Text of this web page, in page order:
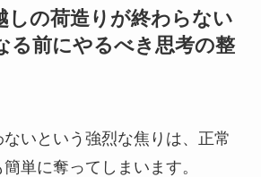
しの荷造りが終わらない
る前にやるべき思考の整
いという強烈な焦りは、正常
単に奪ってしまいます。